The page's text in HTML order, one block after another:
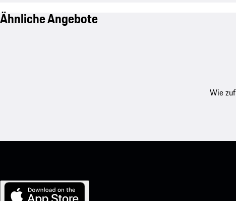
Ähnliche Angebote
Wie